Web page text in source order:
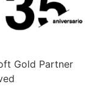
Gold Partner